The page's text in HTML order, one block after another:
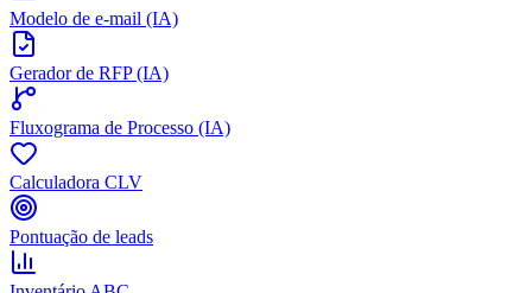
Modelo de e-mail (IA)
Gerador de RFP (IA)
Fluxograma de Processo (IA)
Calculadora CLV
Pontuação de leads